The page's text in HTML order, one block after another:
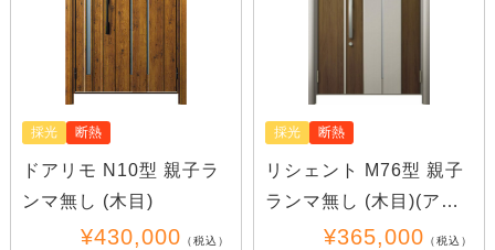
採光 断熱
ドアリモ N10型 親子ラ
ンマ無し (木目)
¥430,000 （税込）
採光 断熱
リシェント M76型 親子
ランマ無し (木目)(アル
¥365,000 （税込）